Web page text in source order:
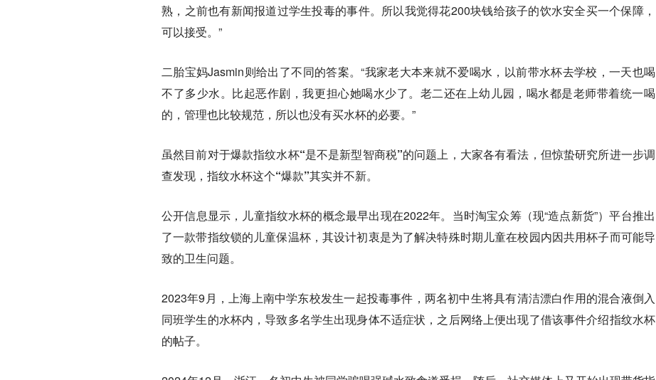
熟，之前也有新闻报道过学生投毒的事件。所以我觉得花200块钱给孩子的饮水安全买一个保障，
可以接受。”
二胎宝妈Jasmin则给出了不同的答案。“我家老大本来就不爱喝水，以前带水杯去学校，一天也喝
不了多少水。比起恶作剧，我更担心她喝水少了。老二还在上幼儿园，喝水都是老师带着统一喝
的，管理也比较规范，所以也没有买水杯的必要。”
虽然目前对于爆款指纹水杯“是不是新型智商税”的问题上，大家各有看法，但惊蛰研究所进一步调
查发现，指纹水杯这个“爆款”其实并不新。
公开信息显示，儿童指纹水杯的概念最早出现在2022年。当时淘宝众筹（现“造点新货”）平台推出
了一款带指纹锁的儿童保温杯，其设计初衷是为了解决特殊时期儿童在校园内因共用杯子而可能导
致的卫生问题。
2023年9月，上海上南中学东校发生一起投毒事件，两名初中生将具有清洁漂白作用的混合液倒入
同班学生的水杯内，导致多名学生出现身体不适症状，之后网络上便出现了借该事件介绍指纹水杯
的帖子。